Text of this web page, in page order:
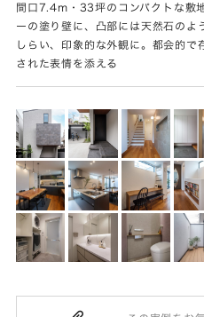
間口7.4m・33坪のコンパクトな敷
ーの塗り壁に、凸部には天然石のよ
しらい、印象的な外観に。都会的で
された表情を添える